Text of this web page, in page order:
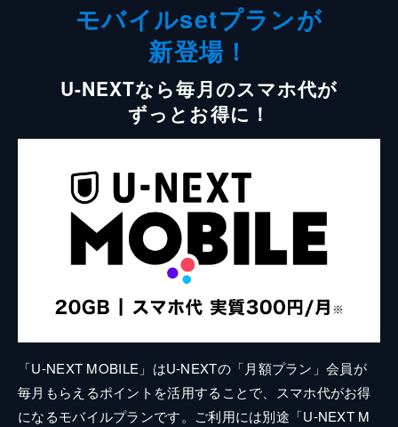
モバイルsetプランが
新登場！
U-NEXTなら毎月のスマホ代が
ずっとお得に！
「U-NEXT MOBILE」はU-NEXTの「月額プラン」会員が
毎月もらえるポイントを活用することで、スマホ代がお得
になるモバイルプランです。ご利用には別途「U-NEXT M